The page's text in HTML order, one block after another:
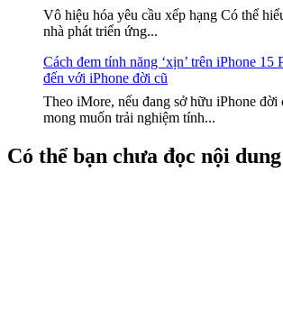
Vô hiệu hóa yêu cầu xếp hạng Có thể
nhà phát triển ứng...
Cách đem tính năng ‘xịn’ trên iPhone 15
đến với iPhone đời cũ
Theo iMore, nếu đang sở hữu iPhone đời
mong muốn trải nghiệm tính...
Có thể bạn chưa đọc nội